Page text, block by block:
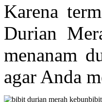
Karena
Durian
menanam
agar Anda